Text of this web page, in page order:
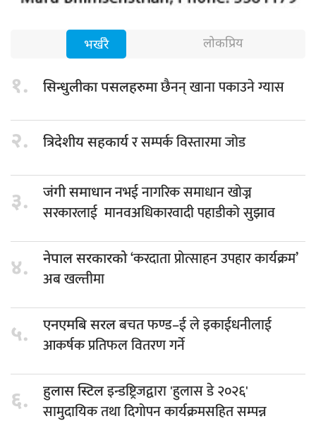
भर्खरै लोकप्रिय
१. सिन्धुलीका पसलहरुमाछैनन् खाना पकाउने ग्यास
२. त्रिदेशीय सहकार्यर सम्पर्क विस्तारमा जोड
३. जंगी समाधाननभई नागरिक समाधान खोज्न
सरकारलाई मानवअधिकारवादी पहाडीको सुझाव
४. नेपाल सरकारको‘करदाता प्रोत्साहन उपहार कार्यक्रम’
अब खल्तीमा
५. एनएमबि सरलबचत फण्ड–ई ले इकाईधनीलाई
आकर्षक प्रतिफल वितरण गर्ने
६. हुलास स्टिलइन्डष्ट्रिजद्वारा 'हुलास डे २०२६'
सामुदायिक तथा दिगोपन कार्यक्रमसहित सम्पन्न